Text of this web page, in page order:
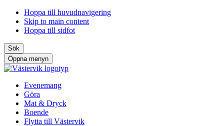
Hoppa till huvudnavigering
Skip to main content
Hoppa till sidfot
Sök
Öppna menyn
Evenemang
Göra
Mat & Dryck
Boende
Flytta till Västervik